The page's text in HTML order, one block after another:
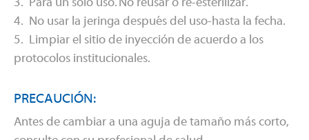
4. No usar la jeringa después del uso-hasta la fecha.
5. Limpiar el sitio de inyección de acuerdo a los
protocolos institucionales.
PRECAUCIÓN:
Antes de cambiar a una aguja de tamaño más corto,